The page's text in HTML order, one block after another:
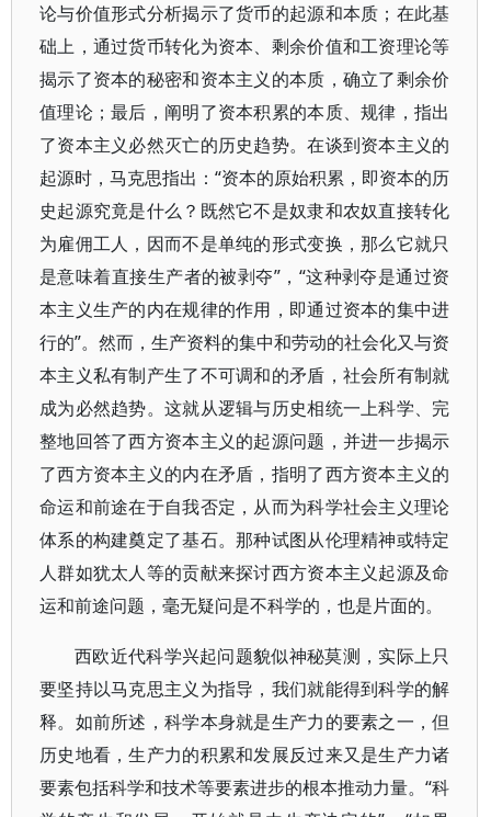
论与价值形式分析揭示了货币的起源和本质；在此基
础上，通过货币转化为资本、剩余价值和工资理论等
揭示了资本的秘密和资本主义的本质，确立了剩余价
值理论；最后，阐明了资本积累的本质、规律，指出
了资本主义必然灭亡的历史趋势。在谈到资本主义的
起源时，马克思指出：“资本的原始积累，即资本的历
史起源究竟是什么？既然它不是奴隶和农奴直接转化
为雇佣工人，因而不是单纯的形式变换，那么它就只
是意味着直接生产者的被剥夺”，“这种剥夺是通过资
本主义生产的内在规律的作用，即通过资本的集中进
行的”。然而，生产资料的集中和劳动的社会化又与资
本主义私有制产生了不可调和的矛盾，社会所有制就
成为必然趋势。这就从逻辑与历史相统一上科学、完
整地回答了西方资本主义的起源问题，并进一步揭示
了西方资本主义的内在矛盾，指明了西方资本主义的
命运和前途在于自我否定，从而为科学社会主义理论
体系的构建奠定了基石。那种试图从伦理精神或特定
人群如犹太人等的贡献来探讨西方资本主义起源及命
运和前途问题，毫无疑问是不科学的，也是片面的。
西欧近代科学兴起问题貌似神秘莫测，实际上只
要坚持以马克思主义为指导，我们就能得到科学的解
释。如前所述，科学本身就是生产力的要素之一，但
历史地看，生产力的积累和发展反过来又是生产力诸
要素包括科学和技术等要素进步的根本推动力量。“科